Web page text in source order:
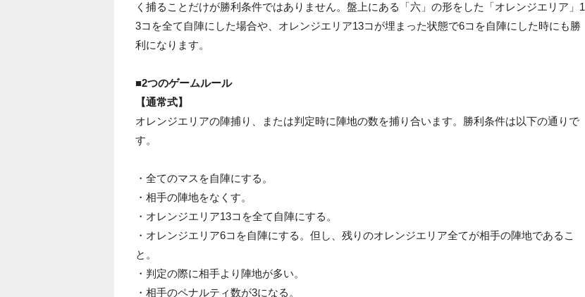
く捕ることだけが勝利条件ではありません。盤上にある「六」の形をした「オレンジエリア」1
3コを全て自陣にした場合や、オレンジエリア13コが埋まった状態で6コを自陣にした時にも勝
利になります。
■2つのゲームルール
【通常式】
オレンジエリアの陣捕り、または判定時に陣地の数を捕り合います。勝利条件は以下の通りで
す。
・全てのマスを自陣にする。
・相手の陣地をなくす。
・オレンジエリア13コを全て自陣にする。
・オレンジエリア6コを自陣にする。但し、残りのオレンジエリア全てが相手の陣地であるこ
と。
・判定の際に相手より陣地が多い。
・相手のペナルティ数が3になる。